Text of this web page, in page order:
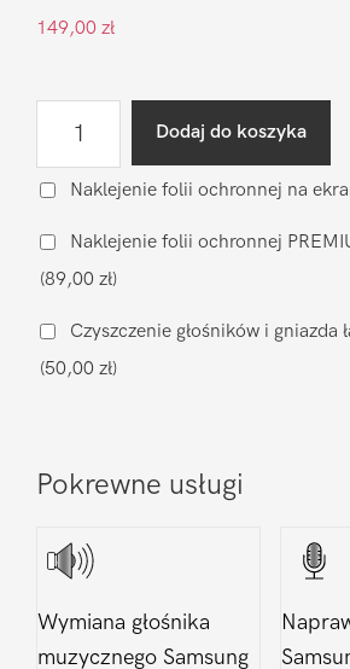
149,00 zł
klapki
nowy)
Samsung
Galaxy
M21
Dodaj do koszyka
Naklejenie folii ochronnej na
Naklejenie folii ochronnej
(89,00 zł)
Czyszczenie głośników i gniazda
(50,00 zł)
Pokrewne usługi
Wymiana głośnika
muzycznego Samsung